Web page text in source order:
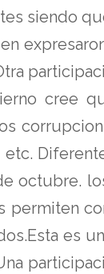
siendo
cree
octubre.
es